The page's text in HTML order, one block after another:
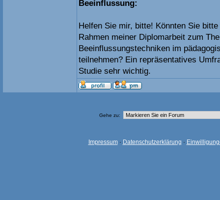
Beeinflussung:
Helfen Sie mir, bitte! Könnten Sie
Rahmen meiner Diplomarbeit zum
Beeinflussungstechniken im
teilnehmen? Ein repräsentatives
Studie sehr wichtig.
Gehe zu:
Impressum· Datenschutzerklärung ·